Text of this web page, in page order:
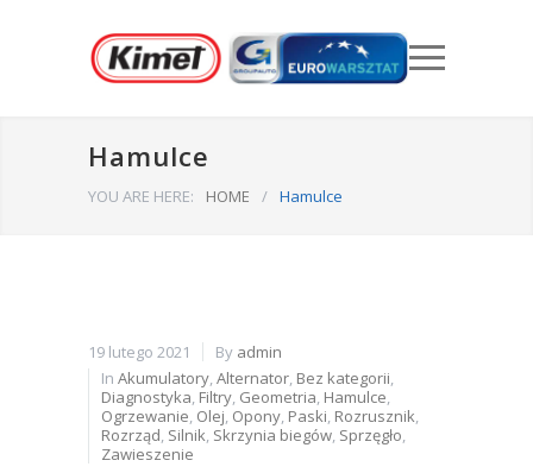
Hamulce
YOU ARE HERE: HOME / Hamulce
19 lutego 2021 By admin
In Akumulatory,Alternator, Bez kategorii,
Diagnostyka, Filtry, Geometria, Hamulce,
Ogrzewanie, Olej, Opony, Paski, Rozrusznik,
Rozrząd, Silnik, Skrzynia biegów, Sprzęgło,
Zawieszenie